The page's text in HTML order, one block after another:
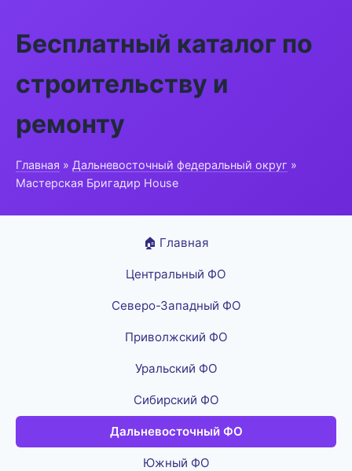
Бесплатный каталог по
строительству и
ремонту
Главная » Дальневосточный федеральный округ »
Мастерская Бригадир House
🏠 Главная
Центральный ФО
Северо-Западный ФО
Приволжский ФО
Уральский ФО
Сибирский ФО
Дальневосточный ФО
Южный ФО